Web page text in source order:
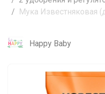
Мука Известняковая
Happy Baby